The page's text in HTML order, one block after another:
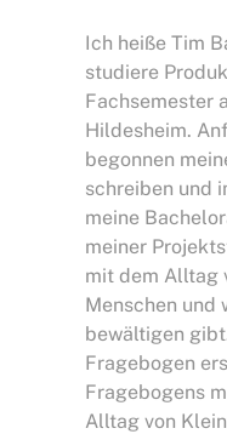
Ich heiße Tim
studiere
Fachsemester
Hildesheim.
begonnen
schreiben und
meine
meiner
mit dem Alltag
Menschen und
bewältigen
Fragebogen
Fragebogens
Alltag von